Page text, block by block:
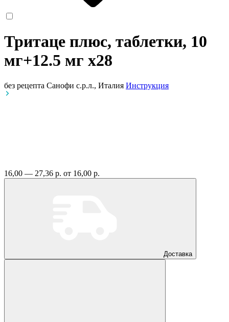
Тритаце плюс, таблетки, 10
мг+12.5 мг x28
без рецепта Санофи с.р.л., Италия Инструкция
16,00 — 27,36 р. от 16,00 р.
Доставка